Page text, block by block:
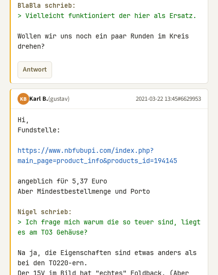
BlaBla schrieb:
> Vielleicht funktioniert der hier als Ersatz.
Wollen wir uns noch ein paar Runden im Kreis
drehen?
Antwort
KB Karl B.(gustav) 2021-03-22 13:45#6629953
Hi,
Fundstelle:
https://www.nbfubupi.com/index.php?
main_page=product_info&products_id=194145
angeblich für 5,37 Euro
Aber Mindestbestellmenge und Porto
Nigel schrieb:
> Ich frage mich warum die so teuer sind, liegt
es am TO3 Gehäuse?
Na ja, die Eigenschaften sind etwas anders als
bei den TO220-ern.
Der 15V im Bild hat "echtes" Foldback. (Aber